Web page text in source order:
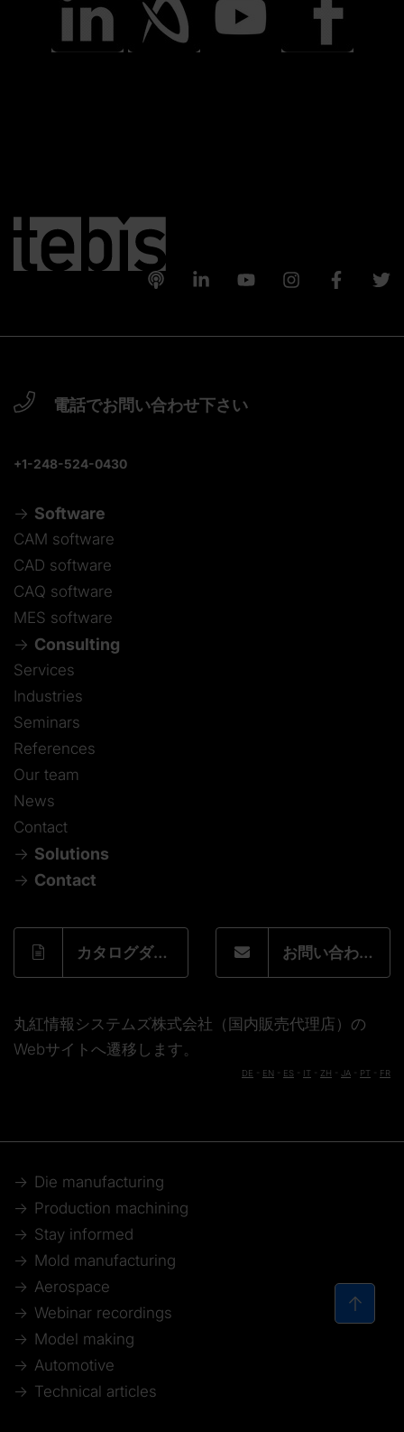
電話でお問い合わせ下さい
+1-248-524-0430
Software
CAM software
CAD software
CAQ software
MES software
Consulting
Services
Industries
Seminars
References
Our team
News
Contact
Solutions
Contact
カタログダウンロードフォーム お問い合わせフォーム
丸紅情報システムズ株式会社（国内販売代理店）の
Webサイトへ遷移します。
DE EN ES IT ZH JA PT FR
Die manufacturing
Production machining
Stay informed
Mold manufacturing
Aerospace
Webinar recordings
Model making
Automotive
Technical articles